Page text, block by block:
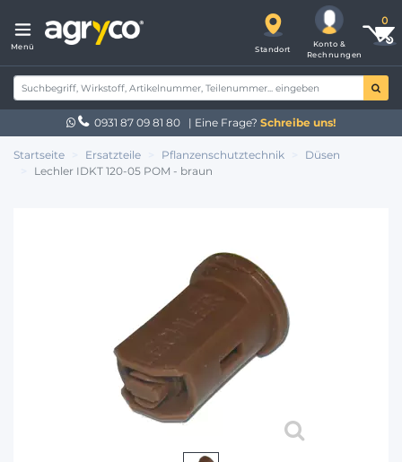
Menü Standort
Konto &
Rechnungen
0931 87 09 81 80 | Eine Frage? Schreibe uns!
Startseite Ersatzteile Pflanzenschutztechnik
Düsen
Lechler IDKT 120-05 POM - braun